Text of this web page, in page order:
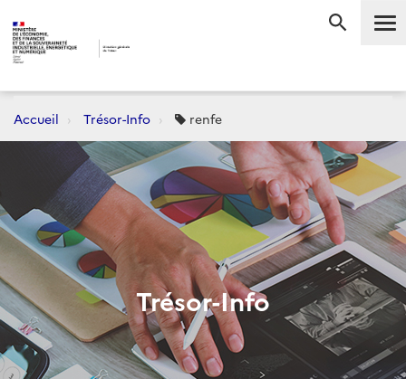
Accueil Trésor-Info renfe
Trésor-Info